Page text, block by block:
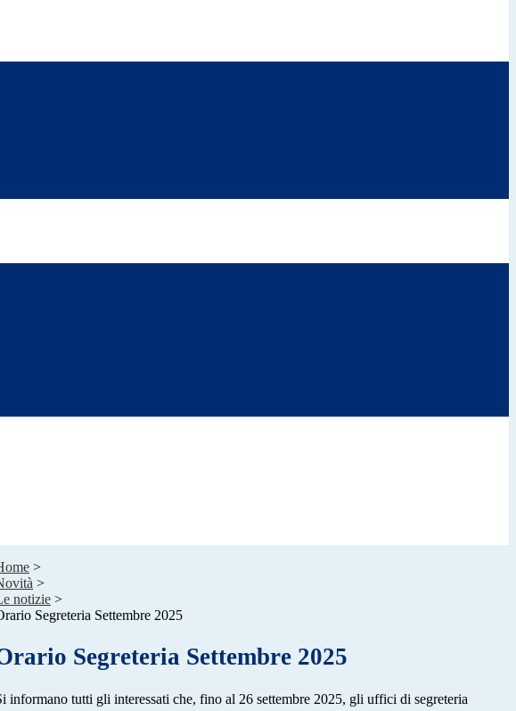
>
>
notizie >
Segreteria Settembre 2025
Segreteria Settembre 2025
informano tutti gli interessati che, fino al 26 settembre 2025, gli uffici di segreteria